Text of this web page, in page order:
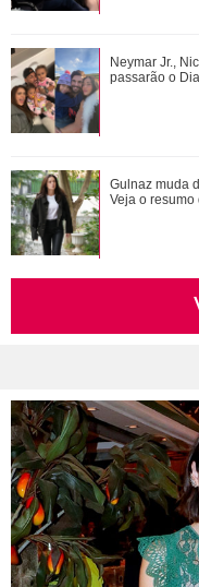
Bruna
Relembre os
Alexandre
que foram
Neymar Jr.,
passarão o
Gulnaz muda
Veja o resumo